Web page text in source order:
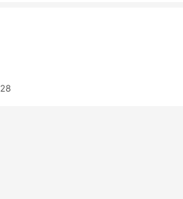
- 購物中心商店之商品：商品賣場中有標示